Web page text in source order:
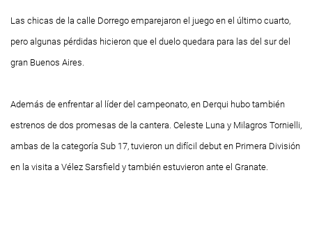
Las chicas de la calle Dorrego emparejaron el juego en el último cuarto,
pero algunas pérdidas hicieron que el duelo quedara para las del sur del
gran Buenos Aires.
Además de enfrentar al líder del campeonato, en Derqui hubo también
estrenos de dos promesas de la cantera. Celeste Luna y Milagros Tornielli,
ambas de la categoría Sub 17, tuvieron un difícil debut en Primera División
en la visita a Vélez Sarsfield y también estuvieron ante el Granate.